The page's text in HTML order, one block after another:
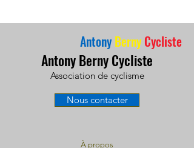
Antony Berny Cycliste
Antony Berny Cycliste
Association de cyclisme
Nous contacter
À propos